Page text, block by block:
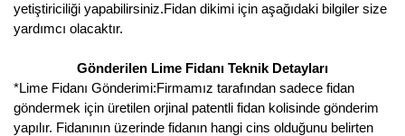
yetiştiriciliği yapabilirsiniz.Fidan dikimi için aşağıdaki bilgiler size
yardımcı olacaktır.
Gönderilen Lime Fidanı Teknik Detayları
*Lime Fidanı Gönderimi:Firmamız tarafından sadece fidan
göndermek için üretilen orjinal patentli fidan kolisinde gönderim
yapılır. Fidanının üzerinde fidanın hangi cins olduğunu belirten